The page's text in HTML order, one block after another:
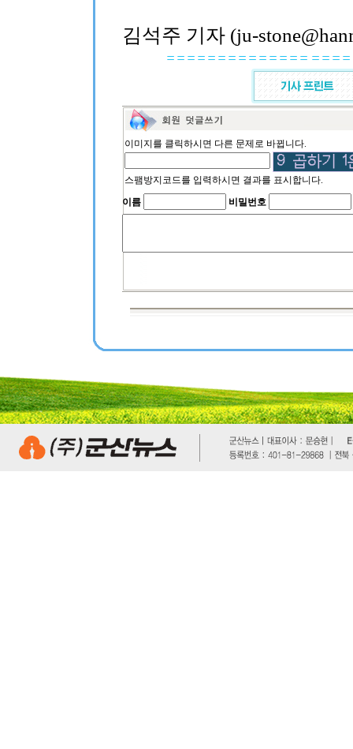
김석주 기자 (ju-
이미지를 클릭하시면 다른 문제로 바뀝니다.
스팸방지코드를 입력하시면 결과를 표시합니다.
이름
비밀번호